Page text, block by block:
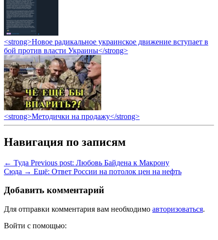
<strong>Новое радикальное украинское движение вступает в
бой против власти Украины</strong>
<strong>Методички на продажу</strong>
Навигация по записям
← Туда Previous post: Любовь Байдена к Макрону
Сюда → Ещё: Ответ России на потолок цен на нефть
Добавить комментарий
Для отправки комментария вам необходимо авторизоваться.
Войти с помощью: